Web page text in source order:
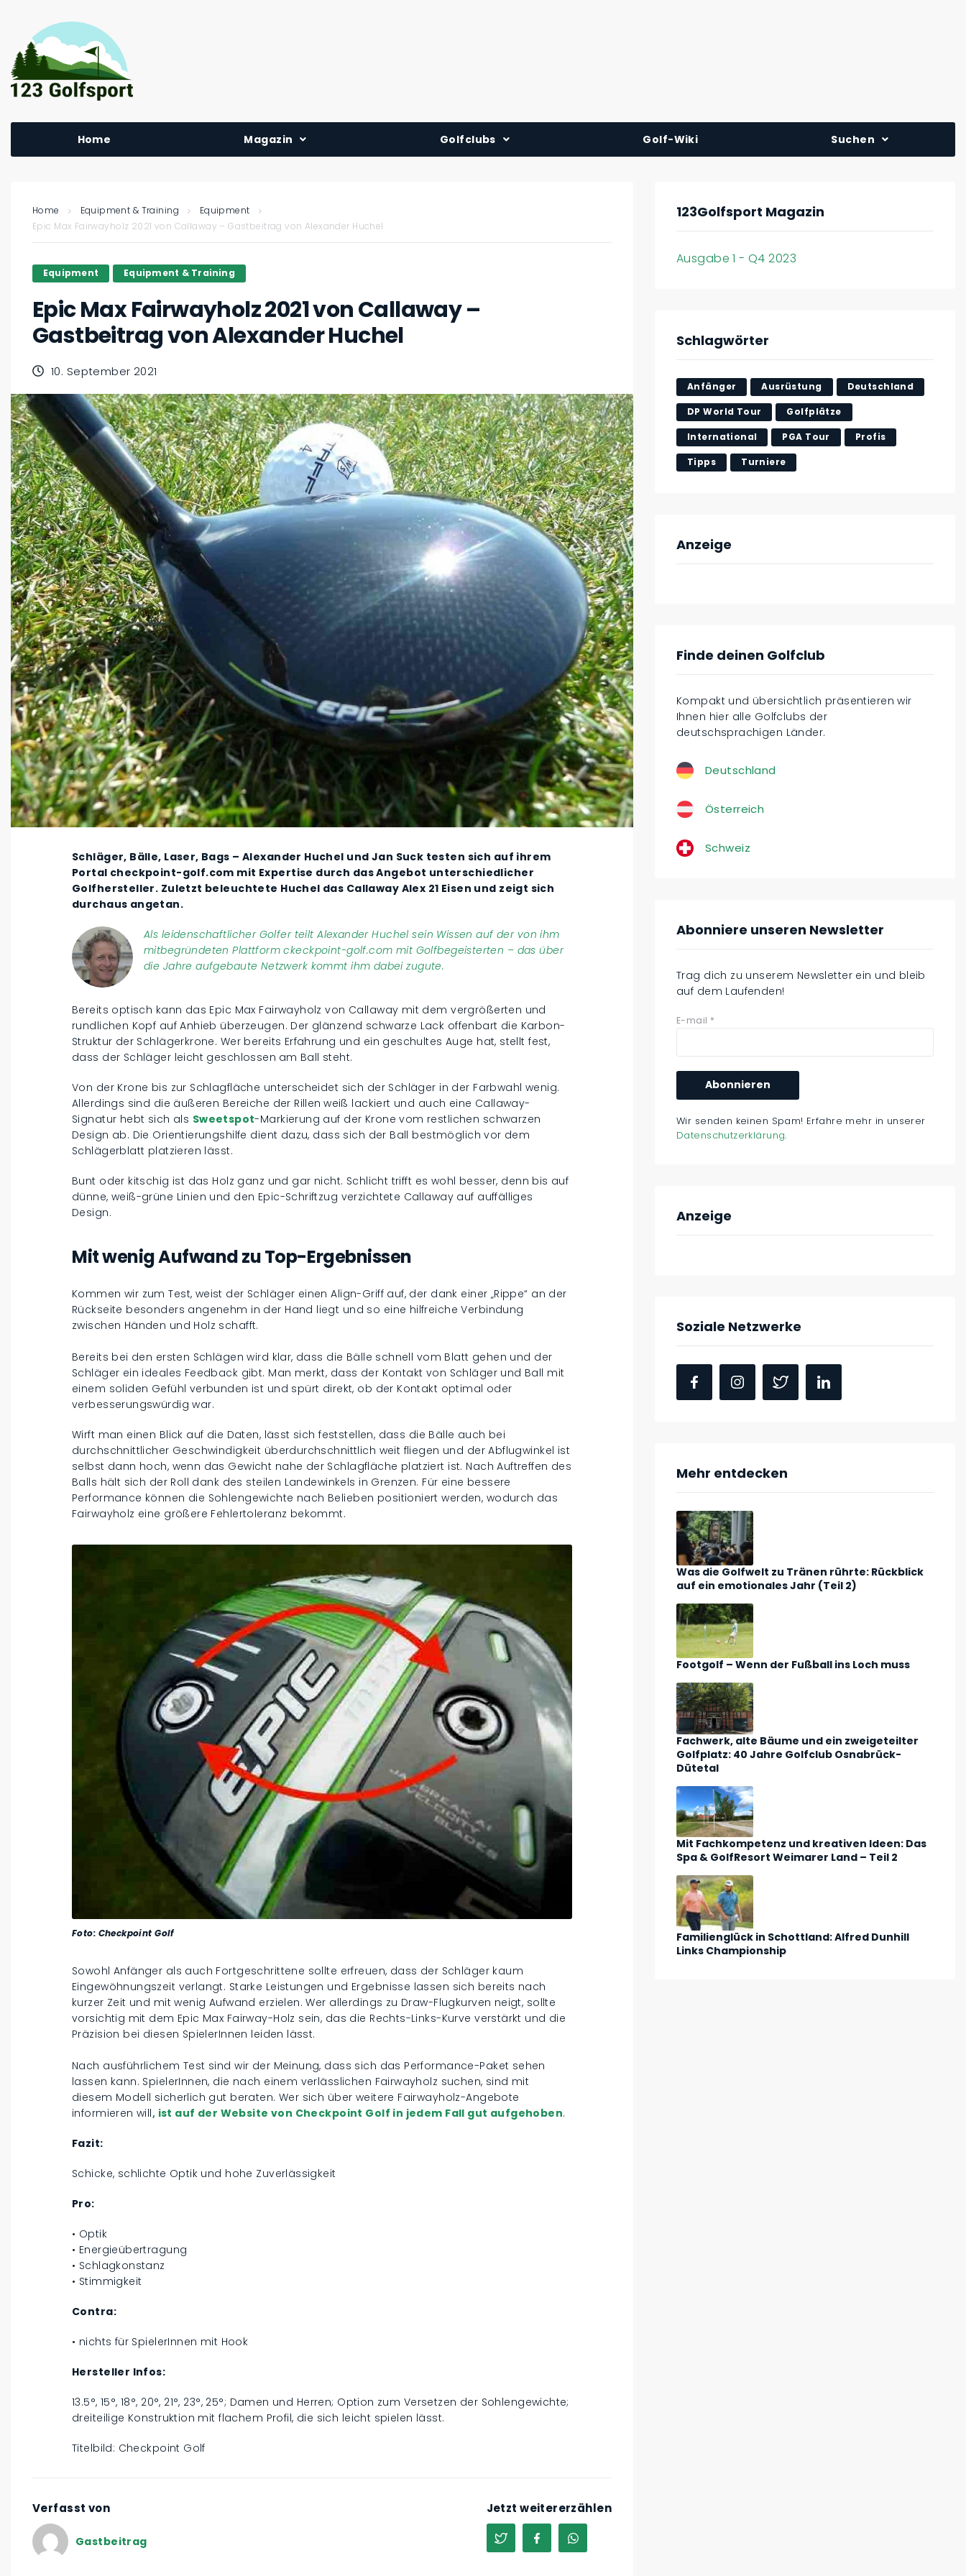
Home Magazin
Golfclubs
Schweiz
Golf-Wiki Suchen
Home Equipment & Training
Equipment
Epic Max Fairwayholz 2021 von Callaway – Gastbeitrag von Alexander Huchel
Equipment Equipment & Training
Epic Max Fairwayholz 2021 von Callaway –
Gastbeitrag von Alexander Huchel
10. September 2021
Schläger, Bälle, Laser, Bags – Alexander Huchel und Jan Suck testen sich auf ihrem
Portal checkpoint-golf.com mit Expertise durch das Angebot unterschiedlicher
Golfhersteller. Zuletzt beleuchtete Huchel das Callaway Alex 21 Eisen und zeigt sich
durchaus angetan.
Als leidenschaftlicher Golfer teilt Alexander Huchel sein Wissen auf der von ihm
mitbegründeten Plattform ckeckpoint-golf.com mit Golfbegeisterten – das über
die Jahre aufgebaute Netzwerk kommt ihm dabei zugute.
Bereits optisch kann das Epic Max Fairwayholz von Callaway mit dem vergrößerten und
rundlichen Kopf auf Anhieb überzeugen. Der glänzend schwarze Lack offenbart die Karbon-
Struktur der Schlägerkrone. Wer bereits Erfahrung und ein geschultes Auge hat, stellt fest,
dass der Schläger leicht geschlossen am Ball steht.
Von der Krone bis zur Schlagfläche unterscheidet sich der Schläger in der Farbwahl wenig.
Allerdings sind die äußeren Bereiche der Rillen weiß lackiert und auch eine Callaway-
Signatur hebt sich als Sweetspot-Markierung auf der Krone vom restlichen schwarzen
Design ab. Die Orientierungshilfe dient dazu, dass sich der Ball bestmöglich vor dem
Schlägerblatt platzieren lässt.
Bunt oder kitschig ist das Holz ganz und gar nicht. Schlicht trifft es wohl besser, denn bis auf
dünne, weiß-grüne Linien und den Epic-Schriftzug verzichtete Callaway auf auffälliges
Design.
Mit wenig Aufwand zu Top-Ergebnissen
Kommen wir zum Test, weist der Schläger einen Align-Griff auf, der dank einer „Rippe“ an der
Rückseite besonders angenehm in der Hand liegt und so eine hilfreiche Verbindung
zwischen Händen und Holz schafft.
Bereits bei den ersten Schlägen wird klar, dass die Bälle schnell vom Blatt gehen und der
Schläger ein ideales Feedback gibt. Man merkt, dass der Kontakt von Schläger und Ball mit
einem soliden Gefühl verbunden ist und spürt direkt, ob der Kontakt optimal oder
verbesserungswürdig war.
Wirft man einen Blick auf die Daten, lässt sich feststellen, dass die Bälle auch bei
durchschnittlicher Geschwindigkeit überdurchschnittlich weit fliegen und der Abflugwinkel ist
selbst dann hoch, wenn das Gewicht nahe der Schlagfläche platziert ist. Nach Auftreffen des
Balls hält sich der Roll dank des steilen Landewinkels in Grenzen. Für eine bessere
Performance können die Sohlengewichte nach Belieben positioniert werden, wodurch das
Fairwayholz eine größere Fehlertoleranz bekommt.
Foto: Checkpoint Golf
Sowohl Anfänger als auch Fortgeschrittene sollte erfreuen, dass der Schläger kaum
Eingewöhnungszeit verlangt. Starke Leistungen und Ergebnisse lassen sich bereits nach
kurzer Zeit und mit wenig Aufwand erzielen. Wer allerdings zu Draw-Flugkurven neigt, sollte
vorsichtig mit dem Epic Max Fairway-Holz sein, das die Rechts-Links-Kurve verstärkt und die
Präzision bei diesen SpielerInnen leiden lässt.
Nach ausführlichem Test sind wir der Meinung, dass sich das Performance-Paket sehen
lassen kann. SpielerInnen, die nach einem verlässlichen Fairwayholz suchen, sind mit
diesem Modell sicherlich gut beraten. Wer sich über weitere Fairwayholz-Angebote
informieren will, ist auf der Website von Checkpoint Golf in jedem Fall gut aufgehoben.
Fazit:
Schicke, schlichte Optik und hohe Zuverlässigkeit
Pro:
• Optik
• Energieübertragung
• Schlagkonstanz
• Stimmigkeit
Contra:
• nichts für SpielerInnen mit Hook
Hersteller Infos:
13.5°, 15°, 18°, 20°, 21°, 23°, 25°; Damen und Herren; Option zum Versetzen der Sohlengewichte;
dreiteilige Konstruktion mit flachem Profil, die sich leicht spielen lässt.
Titelbild: Checkpoint Golf
Verfasst von
Gastbeitrag
Jetzt weitererzählen
123Golfsport Magazin
Ausgabe 1 - Q4 2023
Schlagwörter
Anfänger Ausrüstung Deutschland
DP World Tour Golfplätze
International PGA Tour Profis
Tipps Turniere
Anzeige
Finde deinen Golfclub
Kompakt und übersichtlich präsentieren wir
Ihnen hier alle Golfclubs der
deutschsprachigen Länder.
Deutschland
Österreich
Schweiz
Abonniere unseren Newsletter
Trag dich zu unserem Newsletter ein und bleib
auf dem Laufenden!
E-mail *
Wir senden keinen Spam! Erfahre mehr in unserer
Datenschutzerklärung.
Anzeige
Soziale Netzwerke
Mehr entdecken
Was die Golfwelt zu Tränen rührte: Rückblick
auf ein emotionales Jahr (Teil 2)
Footgolf – Wenn der Fußball ins Loch muss
Fachwerk, alte Bäume und ein zweigeteilter
Golfplatz: 40 Jahre Golfclub Osnabrück-
Dütetal
Mit Fachkompetenz und kreativen Ideen: Das
Spa & GolfResort Weimarer Land – Teil 2
Familienglück in Schottland: Alfred Dunhill
Links Championship